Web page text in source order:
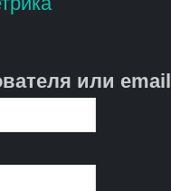
или email